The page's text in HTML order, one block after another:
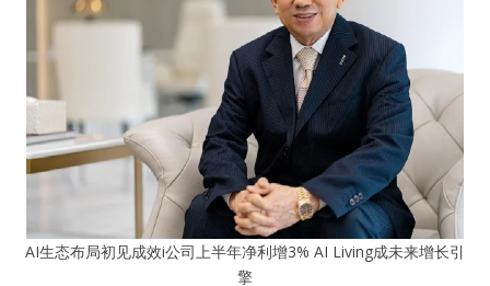
AI生态布局初见成效i公司上半年净利增3% AI Living成未来增长引
擎